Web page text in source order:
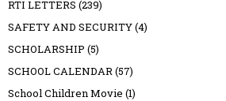
RTI LETTERS (239)
SAFETY AND SECURITY(4)
SCHOLARSHIP (5)
SCHOOL CALENDAR(57)
School Children Movie (1)